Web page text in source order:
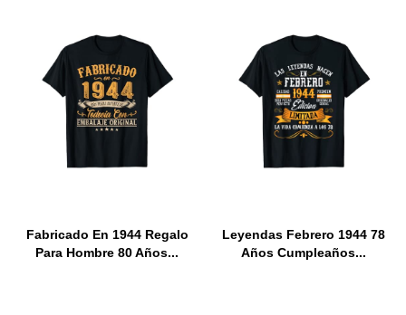
Fabricado En 1944 Regalo
Para Hombre 80 Años...
Leyendas Febrero 1944 78
Años Cumpleaños...